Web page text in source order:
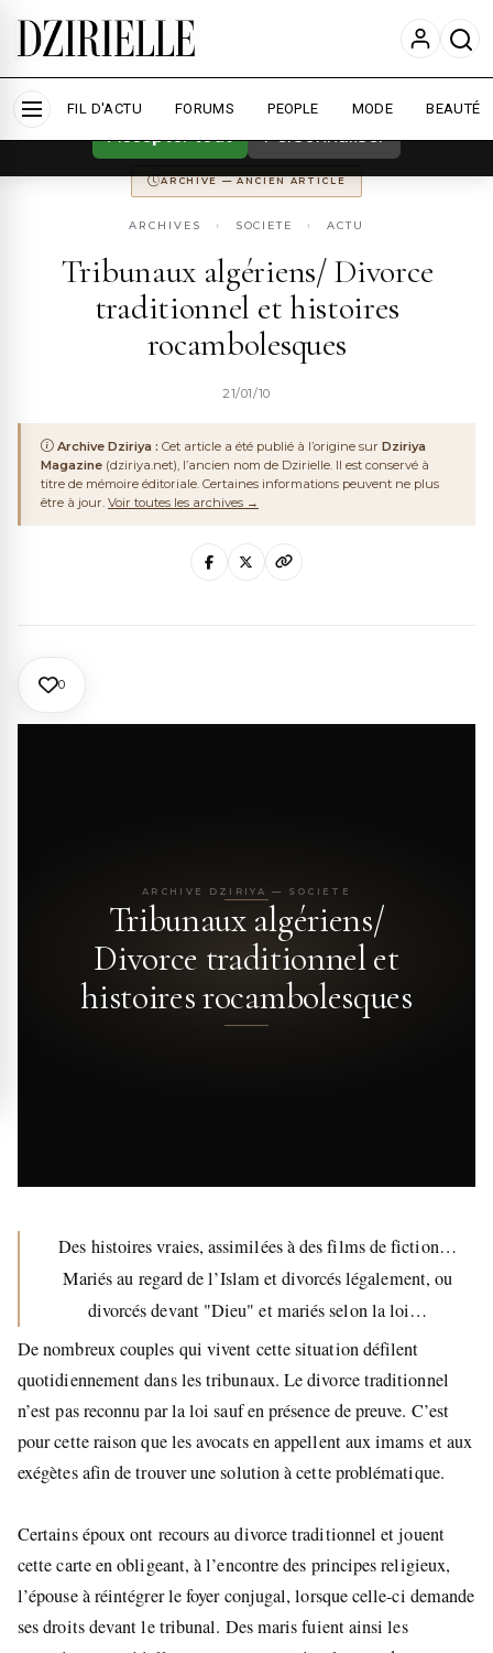
Nous utilisons des cookies pour améliorer
votre expérience et mesurer l'audience. En
Accepter tout Personnaliser
FIL D'ACTU FORUMS PEOPLE MODE BEAUTÉ
CONSERVÉ POUR LA MÉMOIRE DU WEB ALGÉRIEN
ARCHIVE — ANCIEN ARTICLE
ARCHIVES › SOCIETE › ACTU
Tribunaux algériens/ Divorce
traditionnel et histoires
rocambolesques
21/01/10
Archive Dziriya : Cet article a été publié à l’origine sur Dziriya
Magazine (dziriya.net), l’ancien nom de Dzirielle. Il est conservé à
titre de mémoire éditoriale. Certaines informations peuvent ne plus
être à jour. Voir toutes les archives →
0
ARCHIVE DZIRIYA — SOCIETE
Tribunaux algériens/
Divorce traditionnel et
histoires rocambolesques
Des histoires vraies, assimilées à des films de fiction…
Mariés au regard de l’Islam et divorcés légalement, ou
divorcés devant "Dieu" et mariés selon la loi…
De nombreux couples qui vivent cette situation défilent
quotidiennement dans les tribunaux. Le divorce traditionnel
n’est pas reconnu par la loi sauf en présence de preuve. C’est
pour cette raison que les avocats en appellent aux imams et aux
exégètes afin de trouver une solution à cette problématique.
Certains époux ont recours au divorce traditionnel et jouent
cette carte en obligeant, à l’encontre des principes religieux,
l’épouse à réintégrer le foyer conjugal, lorsque celle-ci demande
ses droits devant le tribunal. Des maris fuient ainsi les